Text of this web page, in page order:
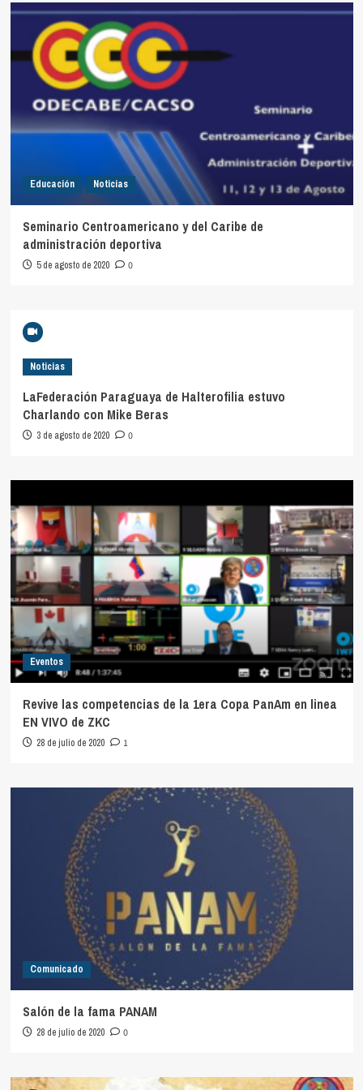
Noticias
Educación Noticias
Seminario Centroamericano y del Caribe de
administración deportiva
5 de agosto de 2020 0
Noticias
LaFederación Paraguaya de Halterofilia estuvo
Charlando con Mike Beras
3 de agosto de 2020 0
Eventos
Revive las competencias de la 1era Copa PanAm en linea
EN VIVO de ZKC
28 de julio de 2020 1
Comunicado
Salón de la fama PANAM
28 de julio de 2020 0